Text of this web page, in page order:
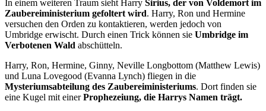
In einem weiteren Traum sieht Harry Sirius, der von Voldemort im
Zaubereiministerium gefoltert wird. Harry, Ron und Hermine
versuchen den Orden zu kontaktieren, werden jedoch von
Umbridge erwischt. Durch einen Trick können sie Umbridge im
Verbotenen Wald abschütteln.
Harry, Ron, Hermine, Ginny, Neville Longbottom (Matthew Lewis)
und Luna Lovegood (Evanna Lynch) fliegen in die
Mysteriumsabteilung des Zaubereiministeriums. Dort finden sie
eine Kugel mit einerProphezeiung, die Harrys Namen trägt.